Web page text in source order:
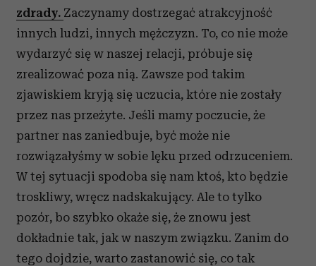
zdrady. Zaczynamy dostrzegać atrakcyjność
innych ludzi, innych mężczyzn. To, co nie może
wydarzyć się w naszej relacji, próbuje się
zrealizować poza nią. Zawsze pod takim
zjawiskiem kryją się uczucia, które nie zostały
przez nas przeżyte. Jeśli mamy poczucie, że
partner nas zaniedbuje, być może nie
rozwiązałyśmy w sobie lęku przed odrzuceniem.
W tej sytuacji spodoba się nam ktoś, kto będzie
troskliwy, wręcz nadskakujący. Ale to tylko
pozór, bo szybko okaże się, że znowu jest
dokładnie tak, jak w naszym związku. Zanim do
tego dojdzie, warto zastanowić się, co tak